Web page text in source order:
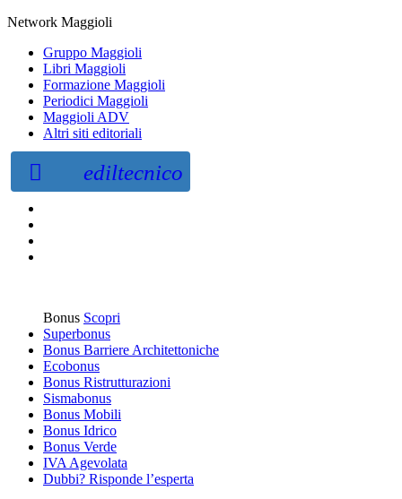
Network Maggioli
Gruppo Maggioli
Libri Maggioli
Formazione Maggioli
Periodici Maggioli
Maggioli ADV
Altri siti editoriali
ediltecnico
Bonus Scopri
Superbonus
Bonus Barriere Architettoniche
Ecobonus
Bonus Ristrutturazioni
Sismabonus
Bonus Mobili
Bonus Idrico
Bonus Verde
IVA Agevolata
Dubbi? Risponde l’esperta